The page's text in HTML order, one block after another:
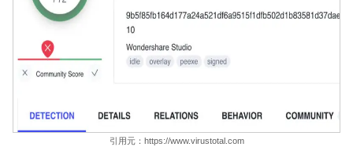
引用元：https://www.virustotal.com